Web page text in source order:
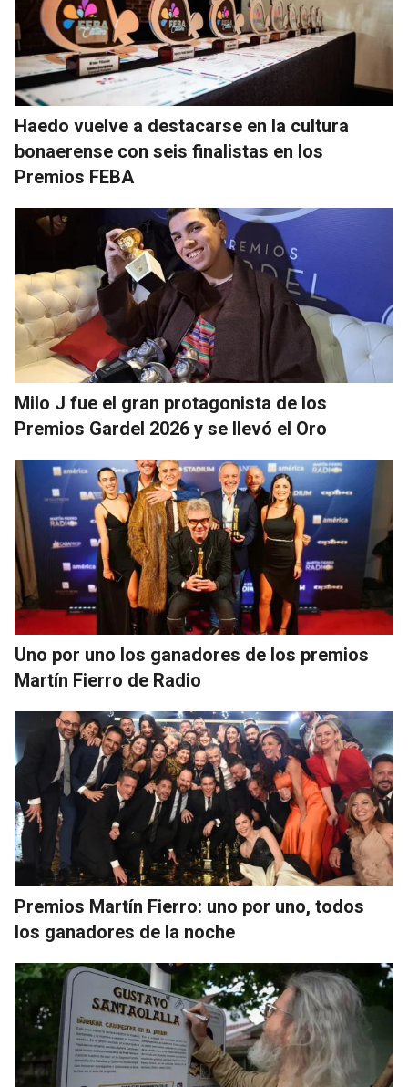
Haedo vuelve a destacarse en la cultura
bonaerense con seis finalistas en los
Premios FEBA
Milo J fue el gran protagonista de los
Premios Gardel 2026 y se llevó el Oro
Uno por uno los ganadores de los premios
Martín Fierro de Radio
Premios Martín Fierro: uno por uno, todos
los ganadores de la noche